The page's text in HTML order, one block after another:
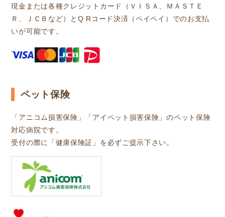
現金または各種クレジットカード（ＶＩＳＡ、ＭＡＳＴＥ
Ｒ、ＪＣＢなど）とQ Rコード決済（ペイペイ）でのお支払
いが可能です。
ペット保険
「アニコム損害保険」「アイペット損害保険」のペット保険
対応病院です。
受付の際に「健康保険証」を必ずご提示下さい。